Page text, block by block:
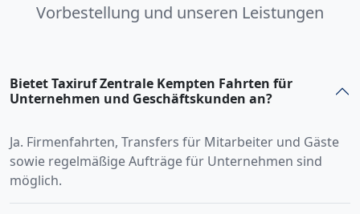
Vorbestellung und unseren Leistungen
Bietet Taxiruf Zentrale Kempten Fahrten für
Unternehmen und Geschäftskunden an?
Ja. Firmenfahrten, Transfers für Mitarbeiter und Gäste
sowie regelmäßige Aufträge für Unternehmen sind
möglich.